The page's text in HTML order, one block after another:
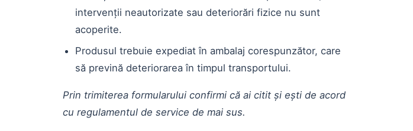
intervenții neautorizate sau deteriorări fizice nu sunt
acoperite.
Produsul trebuie expediat în ambalaj corespunzător, care
să prevină deteriorarea în timpul transportului.
Prin trimiterea formularului confirmi că ai citit și ești de acord
cu regulamentul de service de mai sus.